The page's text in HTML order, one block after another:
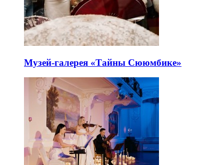
Музей-галерея «Тайны Сююмбике»